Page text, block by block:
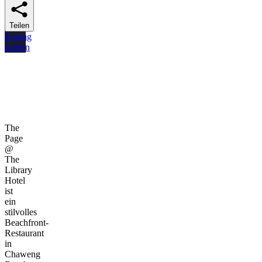
Teilen
Eintrag
ändern
The
Page
@
The
Library
Hotel
ist
ein
stilvolles
Beachfront-
Restaurant
in
Chaweng